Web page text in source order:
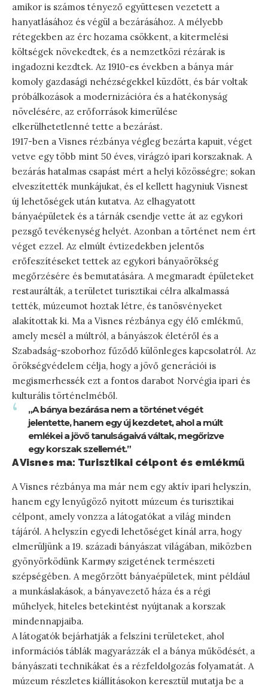
amikor is számos tényező együttesen vezetett a
hanyatlásához és végül a bezárásához. A mélyebb
rétegekben az érc hozama csökkent, a kitermelési
költségek növekedtek, és a nemzetközi rézárak is
ingadozni kezdtek. Az 1910-es években a bánya már
komoly gazdasági nehézségekkel küzdött, és bár voltak
próbálkozások a modernizációra és a hatékonyság
növelésére, az erőforrások kimerülése
elkerülhetetlenné tette a bezárást.
1917-ben a Visnes rézbánya végleg bezárta kapuit, véget
vetve egy több mint 50 éves, virágzó ipari korszaknak. A
bezárás hatalmas csapást mért a helyi közösségre; sokan
elveszítették munkájukat, és el kellett hagyniuk Visnest
új lehetőségek után kutatva. Az elhagyatott
bányaépületek és a tárnák csendje vette át az egykori
pezsgő tevékenység helyét. Azonban a történet nem ért
véget ezzel. Az elmúlt évtizedekben jelentős
erőfeszítéseket tettek az egykori bányaörökség
megőrzésére és bemutatására. A megmaradt épületeket
restaurálták, a területet turisztikai célra alkalmassá
tették, múzeumot hoztak létre, és tanösvényeket
alakítottak ki. Ma a Visnes rézbánya egy élő emlékmű,
amely mesél a múltról, a bányászok életéről és a
Szabadság-szoborhoz fűződő különleges kapcsolatról. Az
örökségvédelem célja, hogy a jövő generációi is
megismerhessék ezt a fontos darabot Norvégia ipari és
kulturális történelméből.
„A bánya bezárása nem a történet végét
jelentette, hanem egy új kezdetet, ahol a múlt
emlékei a jövő tanulságaivá váltak, megőrizve
egy korszak szellemét.”
A Visnes ma: Turisztikai célpont és emlékmű
A Visnes rézbánya ma már nem egy aktív ipari helyszín,
hanem egy lenyűgöző nyitott múzeum és turisztikai
célpont, amely vonzza a látogatókat a világ minden
tájáról. A helyszín egyedi lehetőséget kínál arra, hogy
elmerüljünk a 19. századi bányászat világában, miközben
gyönyörködünk Karmøy szigetének természeti
szépségében. A megőrzött bányaépületek, mint például
a munkáslakások, a bányavezető háza és a régi
műhelyek, hiteles betekintést nyújtanak a korszak
mindennapjaiba.
A látogatók bejárhatják a felszíni területeket, ahol
információs táblák magyarázzák el a bánya működését, a
bányászati technikákat és a rézfeldolgozás folyamatát. A
múzeum részletes kiállításokon keresztül mutatja be a